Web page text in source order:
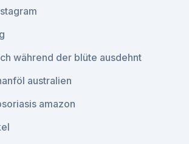
während der blüte ausdehnt
australien
amazon